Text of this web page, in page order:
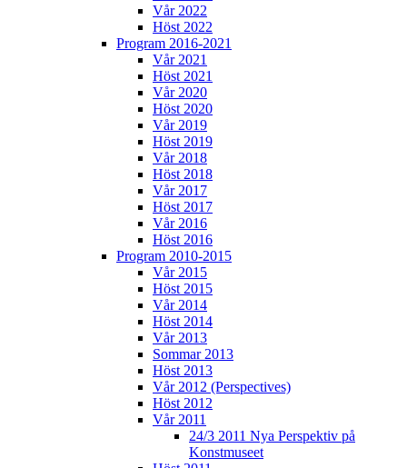
Vår 2022
Höst 2022
Program 2016-2021
Vår 2021
Höst 2021
Vår 2020
Höst 2020
Vår 2019
Höst 2019
Vår 2018
Höst 2018
Vår 2017
Höst 2017
Vår 2016
Höst 2016
Program 2010-2015
Vår 2015
Höst 2015
Vår 2014
Höst 2014
Vår 2013
Sommar 2013
Höst 2013
Vår 2012 (Perspectives)
Höst 2012
Vår 2011
24/3 2011 Nya Perspektiv på
Konstmuseet